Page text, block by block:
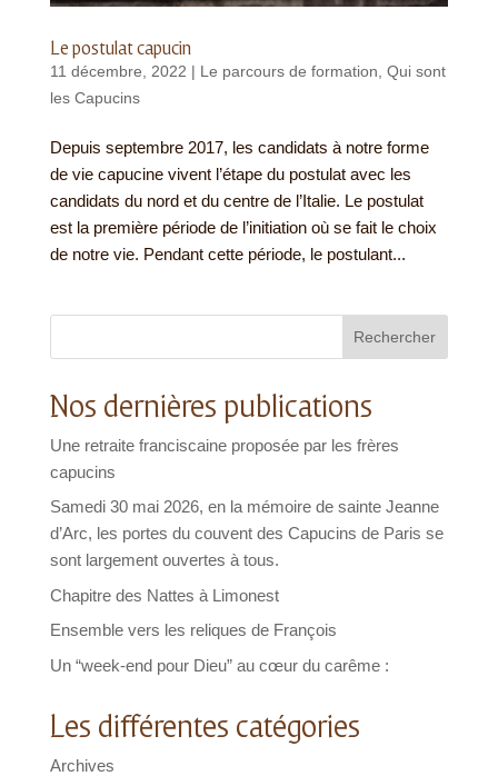
Le postulat capucin
11 décembre, 2022 | Le parcours de formation Qui sont
les Capucins
Depuis septembre 2017, les candidats à notre forme
de vie capucine vivent l’étape du postulat avec les
candidats du nord et du centre de l’Italie. Le postulat
est la première période de l’initiation où se fait le choix
de notre vie. Pendant cette période, le postulant...
Rechercher
Nos dernières publications
Une retraite franciscaine proposée par les frères
capucins
Samedi 30 mai 2026, en la mémoire de sainte Jeanne
d’Arc, les portes du couvent des Capucins de Paris se
sont largement ouvertes à tous.
Chapitre des Nattes à Limonest
Ensemble vers les reliques de François
Un “week-end pour Dieu” au cœur du carême :
Les différentes catégories
Archives